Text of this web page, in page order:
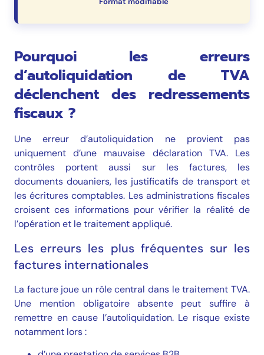
Pourquoi les erreurs
d’autoliquidation de TVA
déclenchent des redressements
fiscaux ?
Une erreur d’autoliquidation ne provient pas
uniquement d’une mauvaise déclaration TVA. Les
contrôles portent aussi sur les factures, les
documents douaniers, les justificatifs de transport et
les écritures comptables. Les administrations fiscales
croisent ces informations pour vérifier la réalité de
l’opération et le traitement appliqué.
Les erreurs les plus fréquentes sur les
factures internationales
La facture joue un rôle central dans le traitement TVA.
Une mention obligatoire absente peut suffire à
remettre en cause l’autoliquidation. Le risque existe
notamment lors :